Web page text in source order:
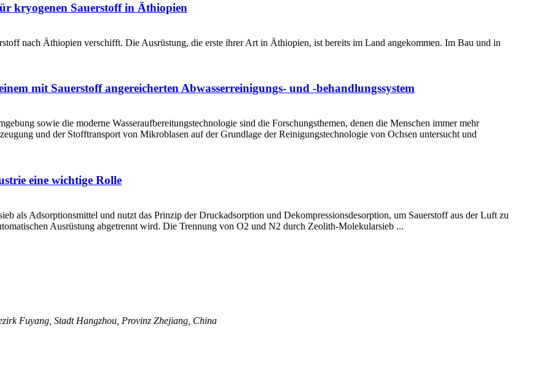
kryogenen Sauerstoff in Äthiopien
nach Äthiopien verschifft. Die Ausrüstung, die erste ihrer Art in Äthiopien, ist bereits im Land angekommen. Im Bau und in
mit Sauerstoff angereicherten Abwasserreinigungs- und -behandlungssystem
sowie die moderne Wasseraufbereitungstechnologie sind die Forschungsthemen, denen die Menschen immer mehr
und der Stofftransport von Mikroblasen auf der Grundlage der Reinigungstechnologie von Ochsen untersucht und
eine wichtige Rolle
als Adsorptionsmittel und nutzt das Prinzip der Druckadsorption und Dekompressionsdesorption, um Sauerstoff aus der Luft zu
Ausrüstung abgetrennt wird. Die Trennung von O2 und N2 durch Zeolith-Molekularsieb ...
Fuyang, Stadt Hangzhou, Provinz Zhejiang, China